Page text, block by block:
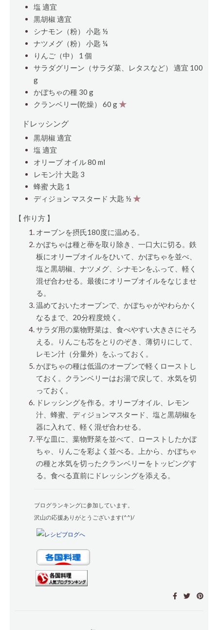
塩 適宜
黒胡椒 適宜
シナモン（粉） 小匙 ½
ナツメグ（粉） 小匙 ¼
りんご（中） 1 個
サラダグリーン（サラダ菜、レタスなど） 適宜 100
g
かぼちゃの種 30 g
クランベリー(乾燥） 60 g ★
ドレッシング
黒胡椒 適宜
塩 適宜
オリーブ オイル 80 ml
レモン汁 大匙 3
蜂蜜 大匙 1
ディジョン マスタード 大匙 ½ ★
【 作り方 】
オーブンを摂氏180度に温める。
かぼちゃは種と蔕を取り除き、一口大に切る。鉄
板にオリーブオイルをひいて、かぼちゃを並べ、
塩と黒胡椒、ナツメグ、シナモンをふって、軽く
混ぜ合わせる。最後にオリーブオイルをなじませ
る。
温めておいたオーブンで、かぼちゃがやわらかく
なるまで、20分程度焼く。
サラダ用の葉物野菜は、食べやすい大きさにそろ
える。りんごも芯をとりのぞき、薄切りにして、
レモン汁（分量外）をふっておく。
かぼちゃの種は低温のオーブンで軽くローストし
ておく。クランベリーはお湯で戻して、水気を切
っておく。
ドレッシングを作る。オリーブオイル、レモン
汁、蜂蜜、ディジョンマスタード、塩と黒胡椒を
器に入れて、軽く混ぜ合わせる。
平な皿に、葉物野菜を並べて、ローストしたかぼ
ちゃ、りんごを彩よく並べる。上から、かぼちゃ
の種と水気を切ったクランベリーをトッピングす
る。食べる直前にドレッシングを添える。
ブログランキングに参加しています。
沢山の応援ありがとうございます(^^)/